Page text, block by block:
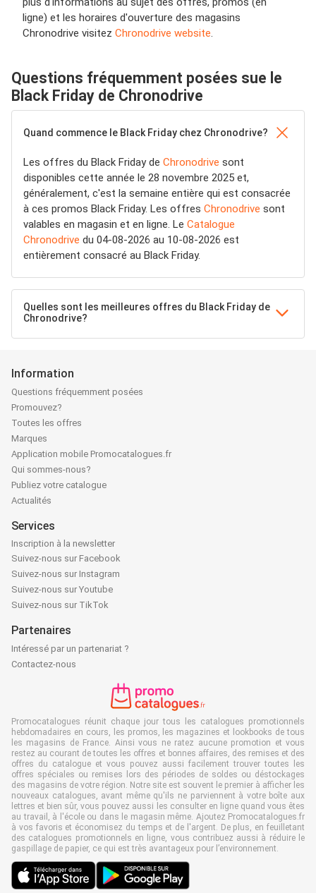
ligne) et les horaires d'ouverture des magasins
Chronodrive visitez Chronodrive website.
Questions fréquemment posées sue le
Black Friday de Chronodrive
Quand commence le Black Friday chez Chronodrive?
Les offres du Black Friday de Chronodrive sont
disponibles cette année le 28 novembre 2025 et,
généralement, c'est la semaine entière qui est consacrée
à ces promos Black Friday. Les offres Chronodrive sont
valables en magasin et en ligne. Le Catalogue
Chronodrive du 04-08-2026 au 10-08-2026 est
entièrement consacré au Black Friday.
Quelles sont les meilleures offres du Black Friday de
Chronodrive?
Information
Questions fréquemment posées
Promouvez?
Toutes les offres
Marques
Application mobile Promocatalogues.fr
Qui sommes-nous?
Publiez votre catalogue
Actualités
Services
Inscription à la newsletter
Suivez-nous sur Facebook
Suivez-nous sur Instagram
Suivez-nous sur Youtube
Suivez-nous sur TikTok
Partenaires
Intéressé par un partenariat ?
Contactez-nous
Promocatalogues réunit chaque jour tous les catalogues promotionnels
hebdomadaires en cours, les promos, les magazines et lookbooks de tous
les magasins de France. Ainsi vous ne ratez aucune promotion et vous
restez au courant de toutes les offres et bonnes affaires, des remises et des
offres du catalogue et vous pouvez aussi facilement trouver toutes les
offres spéciales ou remises lors des périodes de soldes ou déstockages
des magasins de votre région. Notre site est souvent le premier à afficher les
nouveaux catalogues, avant même qu'ils ne parviennent à votre boîte aux
lettres et bien sûr, vous pouvez aussi les consulter en ligne quand vous êtes
au travail, à l'école ou dans le magasin même. Ajoutez Promocatalogues.fr
à vos favoris et économisez du temps et de l'argent. De plus, en feuilletant
des catalogues promotionnels en ligne, vous contribuez aussi à réduire le
gaspillage de papier, ce qui est très avantageux pour l’environnement.